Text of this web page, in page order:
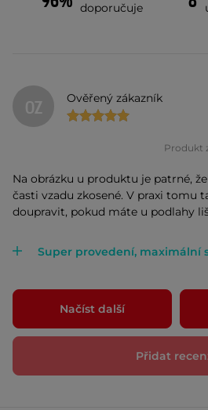
doporučuje
OZ Ověřený zákazník
Produkt
Na obrázku u produktu je patrné,
časti vzadu zkosené. V praxi tomu
doupravit, pokud máte u podlahy
Super provedení, maximální
Načíst další
Přidat